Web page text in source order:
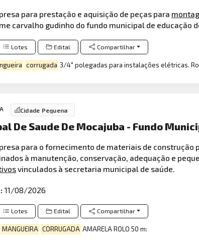
para prestação e aquisição de peças para
carvalho gudinho do fundo municipal de educação
Lotes Edital Compartilhar
corrugada 3/4" polegadas para instalações elétricas.
Cidade Pequena
De Saude De Mocajuba - Fundo
para o fornecimento de materiais de
à manutenção, conservação, adequação e
vinculados à secretaria municipal de saúde.
11/08/2026
Lotes Edital Compartilhar
MANGUEIRA CORRUGADA AMARELA ROLO 50 m: